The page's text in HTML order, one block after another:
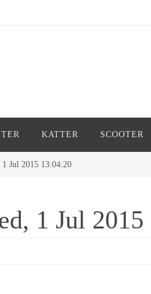
KATTER SCOOTER
Jul 2015 13:04:20
1 Jul 2015